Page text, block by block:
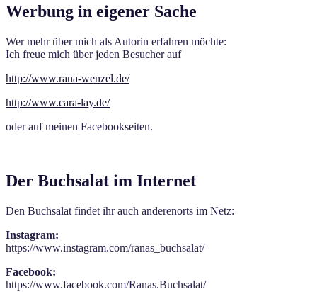
Werbung in eigener Sache
Wer mehr über mich als Autorin erfahren möchte:
Ich freue mich über jeden Besucher auf
http://www.rana-wenzel.de/
http://www.cara-lay.de/
oder auf meinen Facebookseiten.
Der Buchsalat im Internet
Den Buchsalat findet ihr auch anderenorts im Netz:
Instagram:
https://www.instagram.com/ranas_buchsalat/
Facebook:
https://www.facebook.com/Ranas.Buchsalat/